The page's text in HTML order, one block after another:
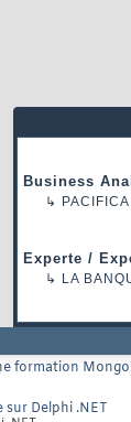
Business
↳ PACIFICA
Experte /
↳ LA
formation
Delphi .NET